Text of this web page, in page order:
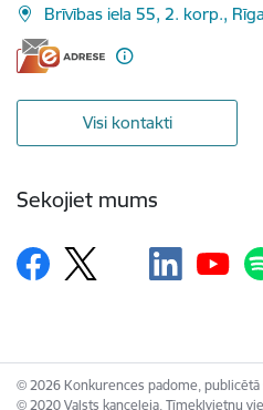
Brīvības iela 55, 2. korp.,
Visi kontakti
Sekojiet mums
© 2026 Konkurences padome, publicētā
© 2020 Valsts kanceleja, Tīmekļvietņu